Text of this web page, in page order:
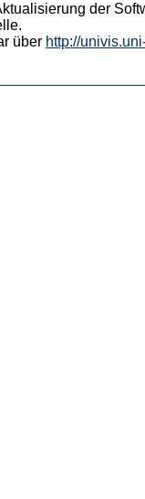
der
über http://